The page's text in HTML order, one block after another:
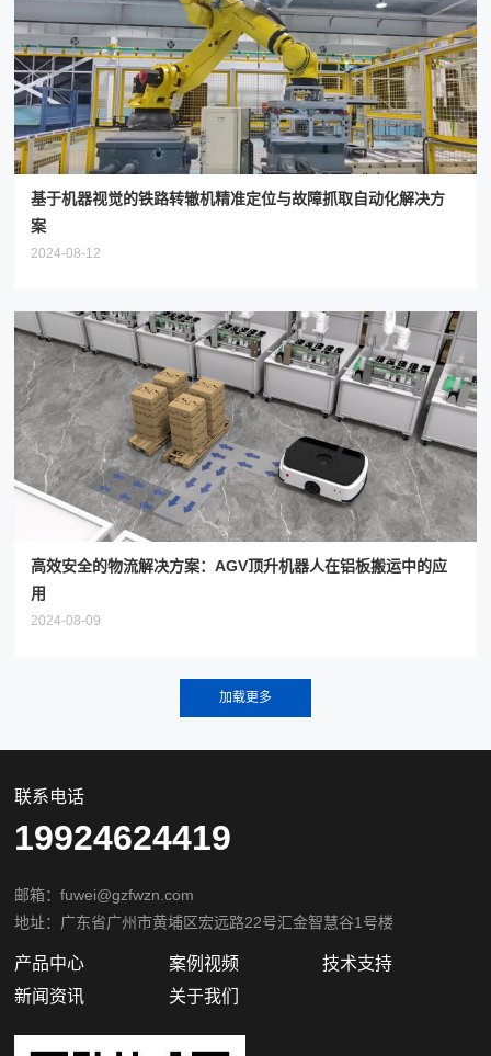
基于机器视觉的铁路转辙机精准定位与故障抓取自动化解决方
案
2024-08-12
高效安全的物流解决方案：AGV顶升机器人在铝板搬运中的应
用
2024-08-09
联系电话
19924624419
邮箱：fuwei@gzfwzn.com
地址：广东省广州市黄埔区宏远路22号汇金智慧谷1号楼
产品中心 案例视频
技术支持
新闻资讯
关于我们